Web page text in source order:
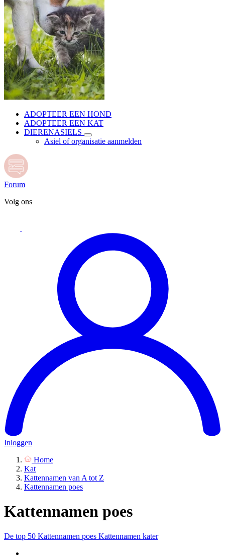
ADOPTEER EEN HOND
ADOPTEER EEN KAT
DIERENASIELS
Asiel of organisatie aanmelden
Forum
Volg ons
Inloggen
Home
Kat
Kattennamen van A tot Z
Kattennamen poes
Kattennamen poes
De top 50 Kattennamen poes Kattennamen kater